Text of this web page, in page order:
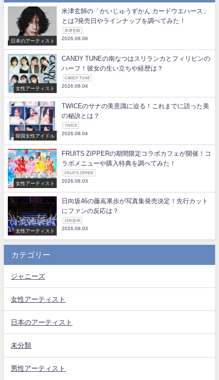
日本のアーティスト
米津玄師の「かいじゅうずかん カードウエハース」
とは?発売日やラインナップを調べてみた！
米津玄師
2026.08.06
女性アーティスト
CANDY TUNEの南なつはスリランカとフィリピンの
ハーフ！彼女の生い立ちや経歴は？
CANDY TUNE
2026.08.04
韓国女性アイドル
TWICEのサナの美意識に迫る！これまでに語った美
の秘訣とは？
TWICE
2026.08.04
女性アーティスト
FRUITS ZIPPERの期間限定コラボカフェが開催！コ
ラボメニューや購入特典を調べてみた！
FRUITS ZIPPER
2026.08.03
女性アーティスト
日向坂46の藤嶌果歩が写真集発売決定！先行カット
にファンの反応は？
日向坂46
2026.08.03
カテゴリー
ジャニーズ
女性アーティスト
日本のアーティスト
未分類
男性アーティスト